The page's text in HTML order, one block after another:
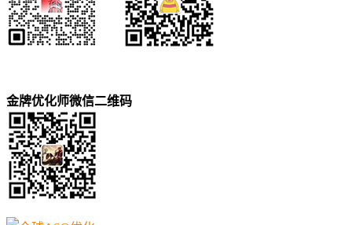
金牌优化师微信二维码